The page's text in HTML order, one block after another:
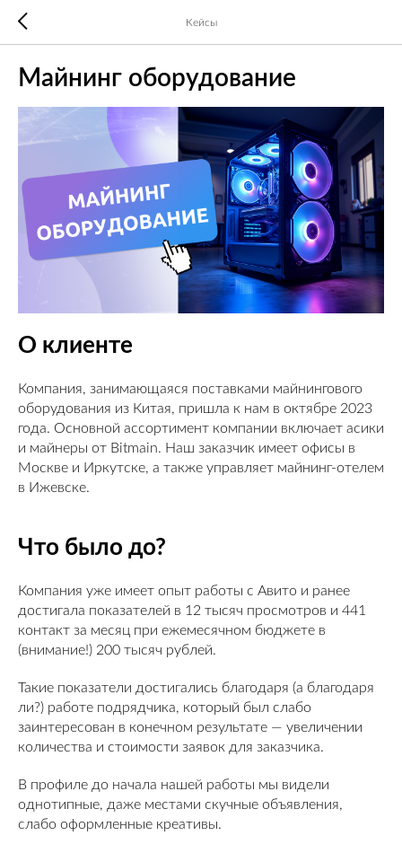
Кейсы
Майнинг оборудование
О клиенте
Компания, занимающаяся поставками майнингового
оборудования из Китая, пришла к нам в октябре 2023
года. Основной ассортимент компании включает асики
и майнеры от Bitmain. Наш заказчик имеет офисы в
Москве и Иркутске, а также управляет майнинг-отелем
в Ижевске.
Что было до?
Компания уже имеет опыт работы с Авито и ранее
достигала показателей в 12 тысяч просмотров и 441
контакт за месяц при ежемесячном бюджете в
(внимание!) 200 тысяч рублей.
Такие показатели достигались благодаря (а благодаря
ли?) работе подрядчика, который был слабо
заинтересован в конечном результате — увеличении
количества и стоимости заявок для заказчика.
В профиле до начала нашей работы мы видели
однотипные, даже местами скучные объявления,
слабо оформленные креативы.